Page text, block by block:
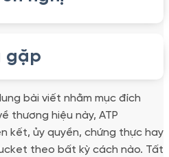
gặp
bài viết nhằm mục đích
thương hiệu này, ATP
kết, ủy quyền, chứng thực hay
theo bất kỳ cách nào. Tất